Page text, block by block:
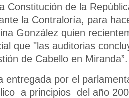
Constitución de la
la Contraloría, para
González quien
que "las auditorias
de Cabello en Miranda”.
entregada por el
a principios del año